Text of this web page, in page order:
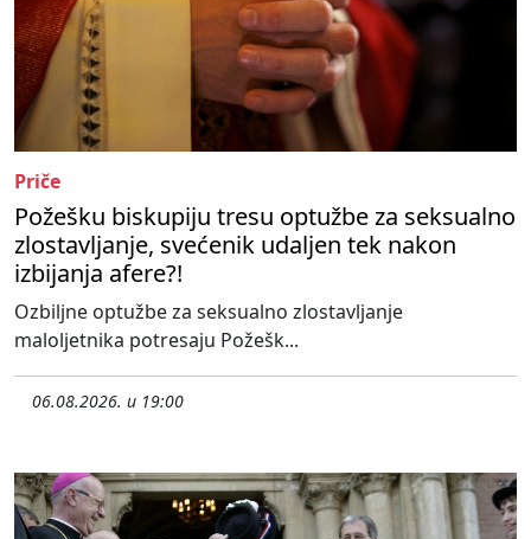
Priče
Požešku biskupiju tresu optužbe za seksualno
zlostavljanje, svećenik udaljen tek nakon
izbijanja afere?!
Ozbiljne optužbe za seksualno zlostavljanje
maloljetnika potresaju Požešk...
06.08.2026. u 19:00